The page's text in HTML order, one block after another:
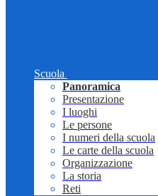
Scuola
Panoramica
Presentazione
I luoghi
Le persone
I numeri della scuola
Le carte della scuola
Organizzazione
La storia
Reti